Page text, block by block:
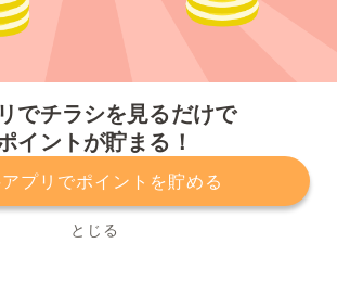
でチラシを見るだけで
イントが貯まる！
プリでポイントを貯める
とじる
ーポリシー 利用規約
運営会社
てのお問い合わせ